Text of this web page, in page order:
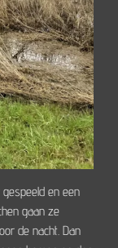
en een
gaan ze
de nacht. Dan